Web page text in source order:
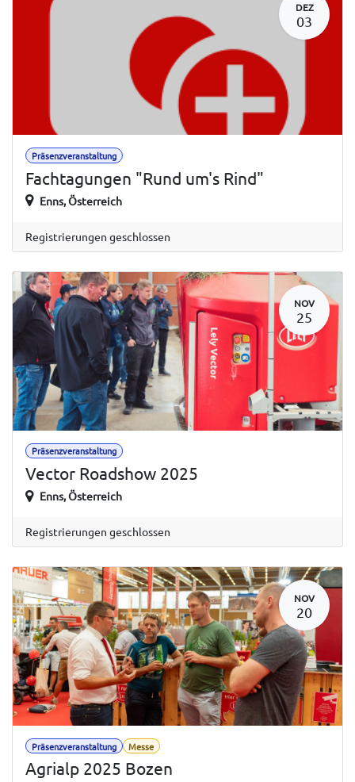
DEZ
03
Präsenzveranstaltung
Fachtagungen "Rund um's Rind"
Enns,Österreich
Registrierungen geschlossen
NOV
25
Präsenzveranstaltung
Vector Roadshow 2025
Enns,Österreich
Registrierungen geschlossen
NOV
20
Präsenzveranstaltung Messe
Agrialp 2025 Bozen